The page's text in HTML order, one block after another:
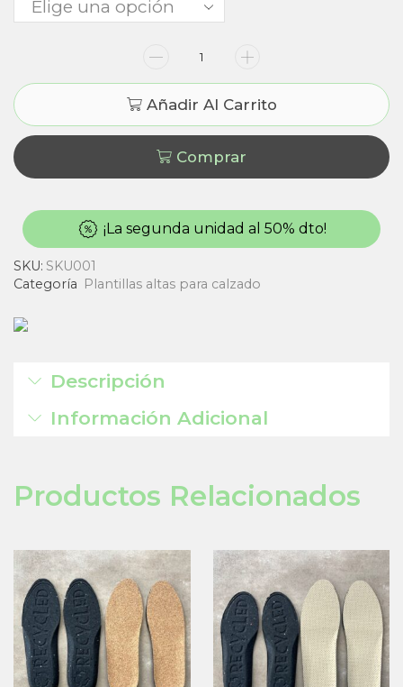
Añadir Al Carrito
Comprar
¡La segunda unidad al 50% dto!
SKU: SKU001
Categoría Plantillas altas para calzado
Descripción
Información Adicional
Productos Relacionados